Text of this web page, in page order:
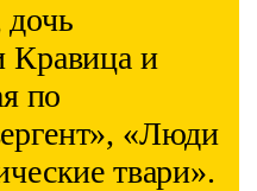
Кравица и
по
«Люди
твари».